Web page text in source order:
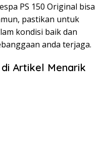
PS 150 Original bisa
pastikan untuk
kondisi baik dan
anda terjaga.
Artikel Menarik